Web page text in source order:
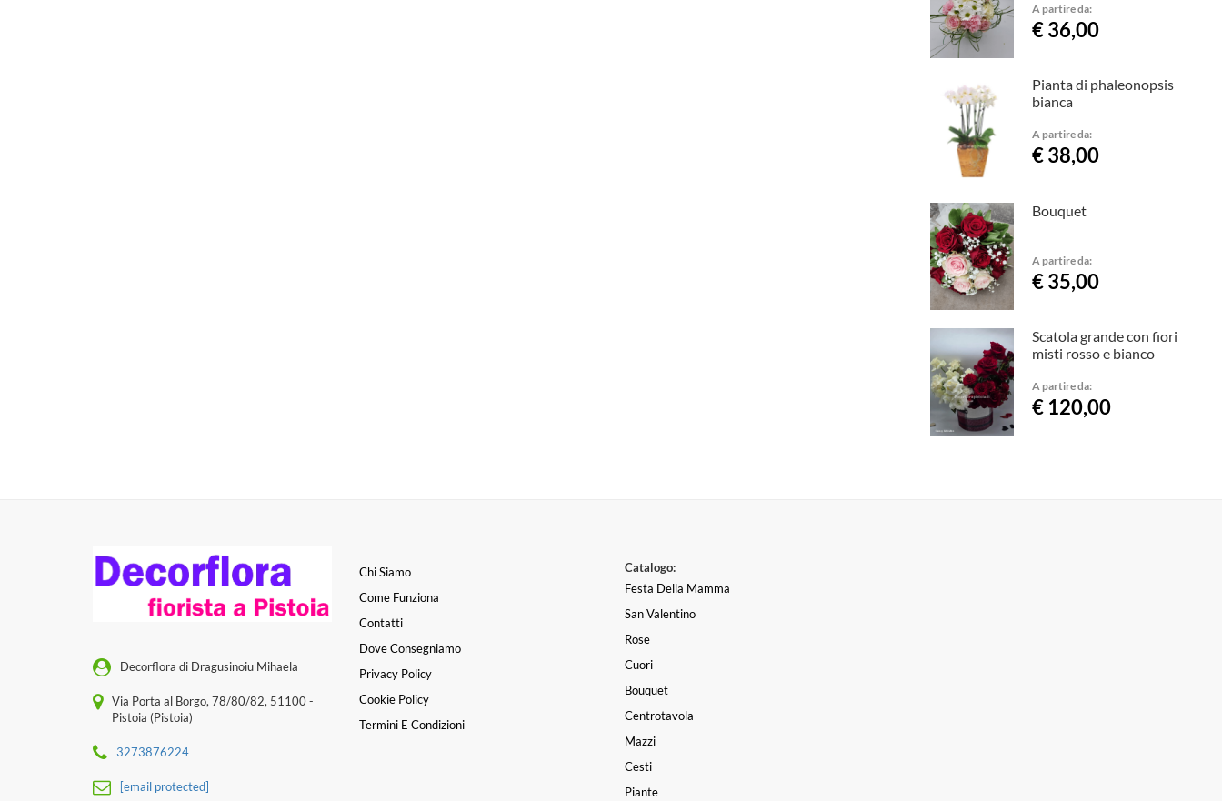
A partire da:
€ 36,00
Pianta di phaleonopsis
bianca
A partire da:
€ 38,00
Bouquet
A partire da:
€ 35,00
Scatola grande con fiori
misti rosso e bianco
A partire da:
€ 120,00
Decorflora di Dragusinoiu Mihaela
Via Porta al Borgo, 78/80/82, 51100 -
Pistoia (Pistoia)
3273876224
[email protected]
Chi Siamo
Come Funziona
Contatti
Dove Consegniamo
Privacy Policy
Cookie Policy
Termini E Condizioni
Catalogo:
Festa Della Mamma
San Valentino
Rose
Cuori
Bouquet
Centrotavola
Mazzi
Cesti
Piante